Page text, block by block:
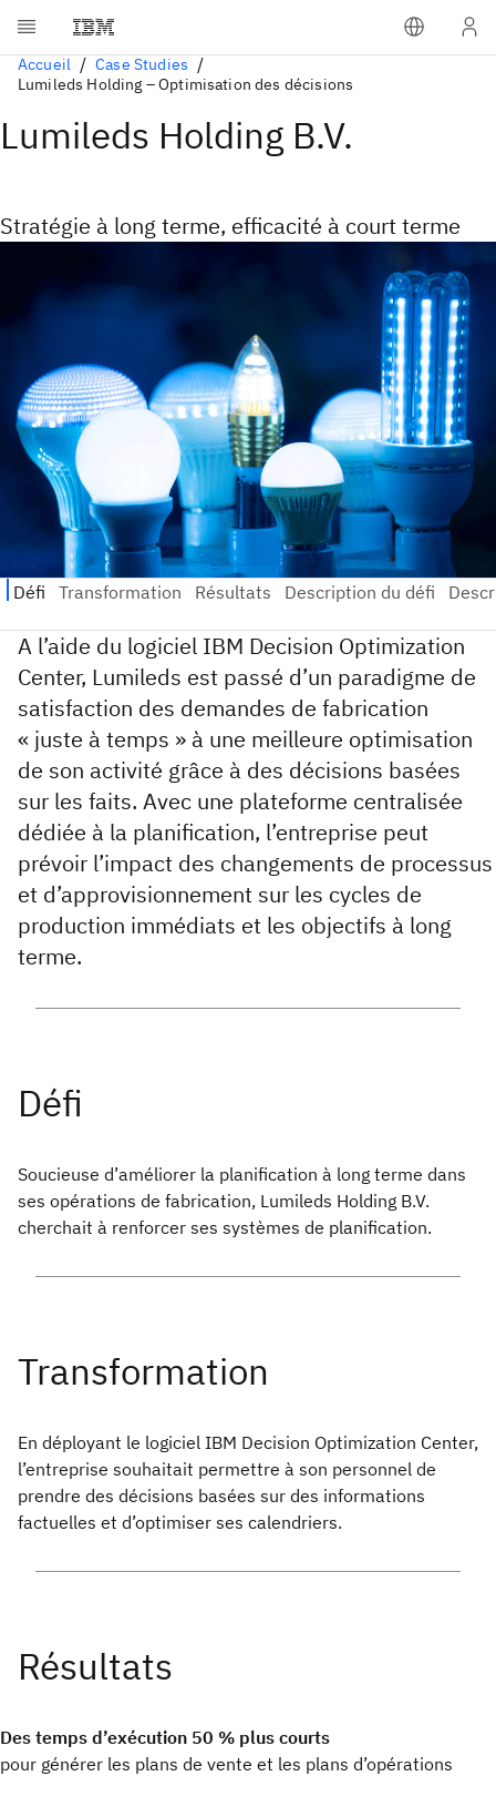
Accueil
Case Studies
Lumileds Holding – Optimisation des décisions
Lumileds Holding B.V.
Stratégie à long terme, efficacité à court terme
A l’aide du logiciel IBM Decision Optimization
Center, Lumileds est passé d’un paradigme de
satisfaction des demandes de fabrication
« juste à temps » à une meilleure optimisation
de son activité grâce à des décisions basées
sur les faits. Avec une plateforme centralisée
dédiée à la planification, l’entreprise peut
prévoir l’impact des changements de processus
et d’approvisionnement sur les cycles de
production immédiats et les objectifs à long
terme.
Soucieuse d’améliorer la planification à long terme dans
ses opérations de fabrication, Lumileds Holding B.V.
cherchait à renforcer ses systèmes de planification.
En déployant le logiciel IBM Decision Optimization Center,
l’entreprise souhaitait permettre à son personnel de
prendre des décisions basées sur des informations
factuelles et d’optimiser ses calendriers.
Des temps d’exécution 50 % plus courts
pour générer les plans de vente et les plans d’opérations